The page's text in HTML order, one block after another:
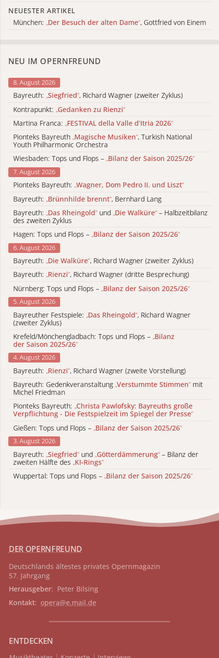
NEUESTER ARTIKEL
München: „Der Besuch der alten Dame“, Gottfried von Einem
NEU IM OPERNFREUND
8. August 2026
Bayreuth: „Siegfried“, Richard Wagner (zweiter Zyklus)
Kontrapunkt: „Gedanken zu Rienzi“
Martina Franca: „FESTIVAL della Valle d’Itria 2026“
Pionteks Bayreuth „Magische Musiken“, Turkish National
Youth Philharmonic Orchestra
Wiesbaden: Tops und Flops – „Bilanz der Saison 2025/26“
7. August 2026
Pionteks Bayreuth: „Wagner, Dom Pedro II. und Liszt“
Bayreuth: „Brünnhilde brennt“, Bernhard Lang
Bayreuth: „Das Rheingold“ und „Die Walküre“ – Halbzeitbilanz
des zweiten Zyklus
Hagen: Tops und Flops – „Bilanz der Saison 2025/26“
6. August 2026
Bayreuth: „Die Walküre“, Richard Wagner (zweiter Zyklus)
Bayreuth: „Rienzi“, Richard Wagner (dritte Besprechung)
Nürnberg: Tops und Flops – „Bilanz der Saison 2025/26“
5. August 2026
Bayreuther Festspiele: „Das Rheingold“, Richard Wagner
(zweiter Zyklus)
Krefeld/Mönchengladbach: Tops und Flops – „Bilanz
der Saison 2025/26“
4. August 2026
Bayreuth: „Rienzi“, Richard Wagner (zweite Vorstellung)
Bayreuth: Gedenkveranstaltung „Verstummte Stimmen“ mit
Michel Friedman
Pionteks Bayreuth: „Christa Pawlofsky: Bayreuths große
Verpflichtung - Die Festspielzeit im Spiegel der Presse“
Gießen: Tops und Flops – „Bilanz der Saison 2025/26“
3. August 2026
Bayreuth: „Siegfried“ und „Götterdämmerung“ – Bilanz der
zweiten Hälfte des „KI-Rings“
Wuppertal: Tops und Flops – „Bilanz der Saison 2025/26“
DER OPERNFREUND
Deutschlands ältestes privates Opernmagazin
57. Jahrgang
Herausgeber: Peter Bilsing
Kontakt: opera@e.mail.de
ENTDECKEN